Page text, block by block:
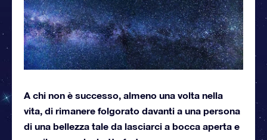
A chi non è successo, almeno una volta nella
vita, di rimanere folgorato davanti a una persona
di una bellezza tale da lasciarci a bocca aperta e